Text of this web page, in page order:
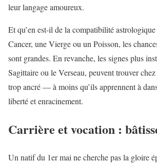
leur langage amoureux.
Et qu’en est-il de la compatibilité
Cancer, une Vierge ou un Poisson, les
sont grandes. En revanche, les signes plus
Sagittaire ou le Verseau, peuvent trouver
trop ancré — à moins qu’ils apprennent à
liberté et enracinement.
Carrière et vocation :
Un natif du 1er mai ne cherche pas la gloire